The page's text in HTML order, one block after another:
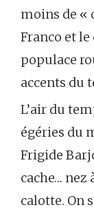
moins de «
Franco et
populace
accents du
L’air du
égéries du
Frigide
cache… nez
calotte. On